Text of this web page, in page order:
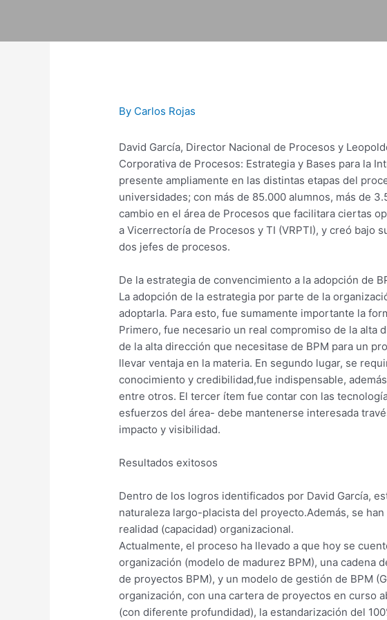
content
By Carlos Rojas
David García, Director Nacional de Procesos y
Corporativa de Procesos: Estrategia y Bases para la
presente ampliamente en las distintas etapas del
universidades; con más de 85.000 alumnos, más de
cambio en el área de Procesos que facilitara ciertas
a Vicerrectoría de Procesos y TI (VRPTI), y creó bajo
dos jefes de procesos.
De la estrategia de convencimiento a la adopción de
La adopción de la estrategia por parte de la
adoptarla. Para esto, fue sumamente importante la
Primero, fue necesario un real compromiso de la alta
de la alta dirección que necesitase de BPM para un
llevar ventaja en la materia. En segundo lugar, se
conocimiento y credibilidad,fue indispensable,
entre otros. El tercer ítem fue contar con las
esfuerzos del área- debe mantenerse interesada
impacto y visibilidad.
Resultados exitosos
Dentro de los logros identificados por David García,
naturaleza largo-placista del proyecto.Además, se
realidad (capacidad) organizacional.
Actualmente, el proceso ha llevado a que hoy se
organización (modelo de madurez BPM), una
de proyectos BPM), y un modelo de gestión de BPM
organización, con una cartera de proyectos en curso
(con diferente profundidad), la estandarización del